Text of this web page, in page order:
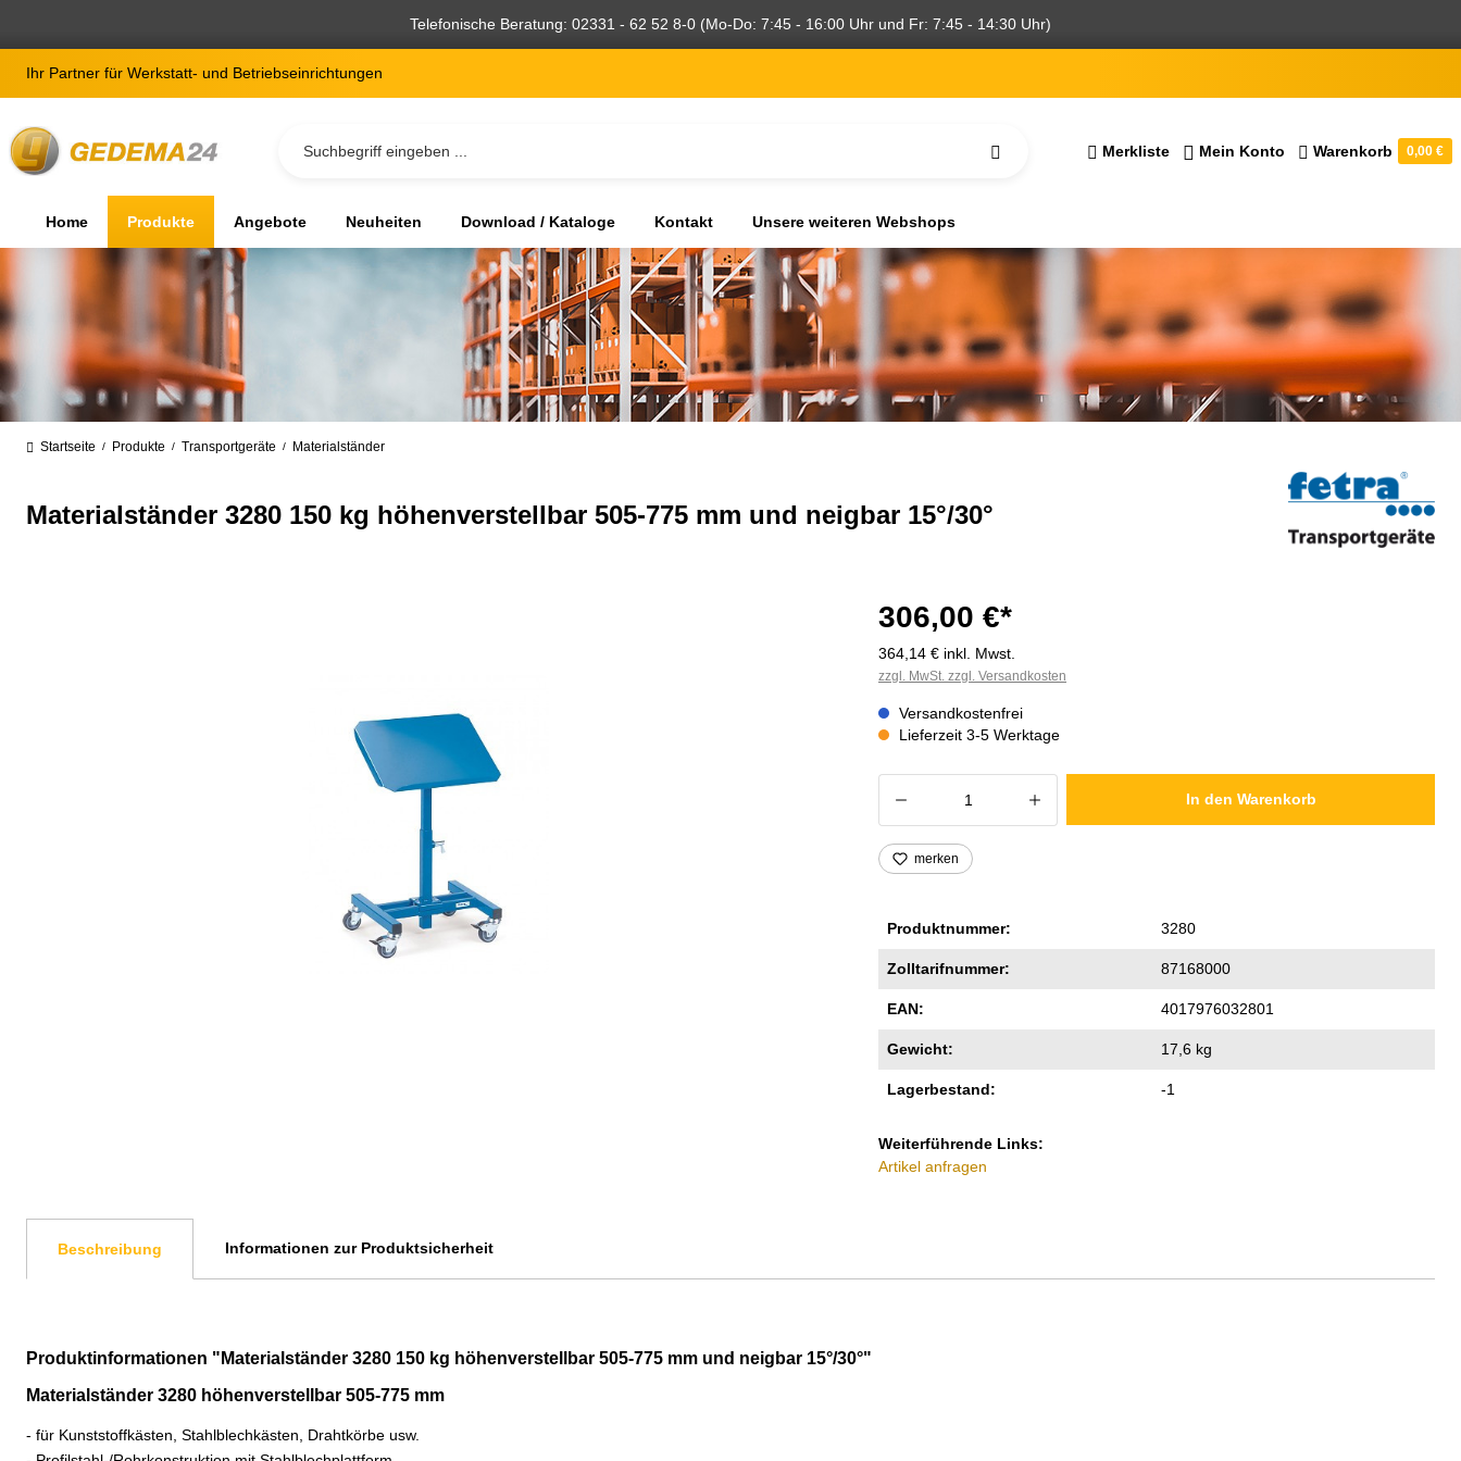
Telefonische Beratung: 02331 - 62 52 8-0 (Mo-Do: 7:45 - 16:00 Uhr und Fr: 7:45 - 14:30 Uhr)
Ihr Partner für Werkstatt- und Betriebseinrichtungen
Merkliste Mein Konto Warenkorb 0,00 €
Home Produkte Angebote Neuheiten Download / Kataloge Kontakt Unsere weiteren Webshops
Startseite / Produkte / Transportgeräte / Materialständer
Materialständer 3280 150 kg höhenverstellbar 505-775 mm und neigbar 15°/30°
306,00 €*
364,14 € inkl. Mwst.
zzgl. MwSt. zzgl. Versandkosten
Versandkostenfrei
Lieferzeit 3-5 Werktage
Produkt Anzahl: Gib den gewünschten Wert
In den Warenkorb
merken
Produktnummer: 3280
Zolltarifnummer: 87168000
EAN: 4017976032801
Gewicht: 17,6 kg
Lagerbestand: -1
Weiterführende Links:
Artikel anfragen
Beschreibung Informationen zur Produktsicherheit
Produktinformationen "Materialständer 3280 150 kg höhenverstellbar 505-775 mm und neigbar 15°/30°"
Materialständer 3280 höhenverstellbar 505-775 mm
- für Kunststoffkästen, Stahlblechkästen, Drahtkörbe usw.